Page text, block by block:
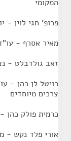
המקומי
פרופ' חגי לוין -
מאיר אסרף -
זאב גולדבלט -
רויטל לן כהן -
צרכים מיוחדים
כרמית פולק כהן
אורי פלד נקש -